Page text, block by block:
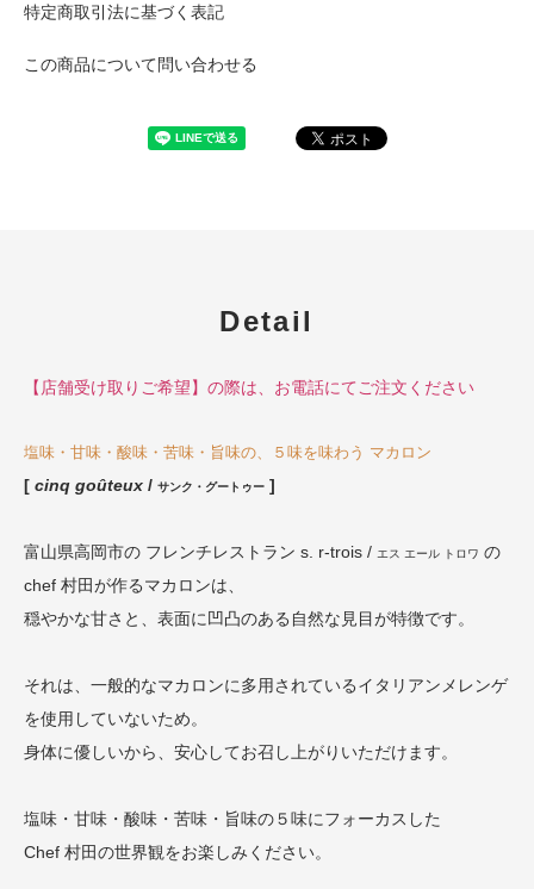
特定商取引法に基づく表記
この商品について問い合わせる
Detail
【店舗受け取りご希望】の際は、お電話にてご注文ください
塩味・甘味・酸味・苦味・旨味の、５味を味わう マカロン
[ cinq goûteux / サンク・グートゥー ]
富山県高岡市の フレンチレストラン s. r-trois / エス エール トロワ の
chef 村田が作るマカロンは、
穏やかな甘さと、表面に凹凸のある自然な見目が特徴です。
それは、一般的なマカロンに多用されているイタリアンメレンゲ
を使用していないため。
身体に優しいから、安心してお召し上がりいただけます。
塩味・甘味・酸味・苦味・旨味の５味にフォーカスした
Chef 村田の世界観をお楽しみください。